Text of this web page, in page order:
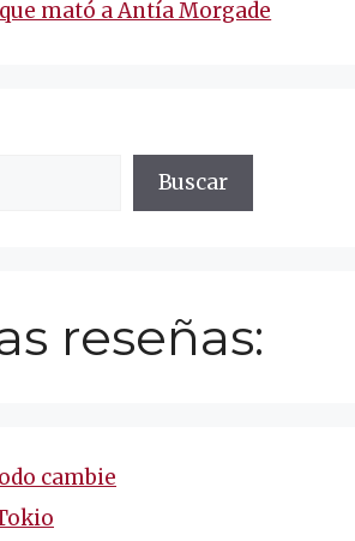
mató a Antía Morgade
Buscar
reseñas:
cambie